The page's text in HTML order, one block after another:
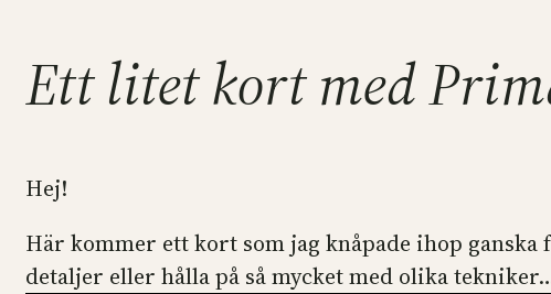
Ett litet kort med
Hej!
Här kommer ett kort som jag knåpade ihop
detaljer eller hålla på så mycket med olika